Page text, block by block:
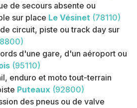
de secours absente ou
sur place Le Vésinet (78110)
circuit, piste ou track day sur
d'une gare, d'un aéroport ou
(95110)
enduro et moto tout-terrain
Puteaux (92800)
des pneus ou de valve